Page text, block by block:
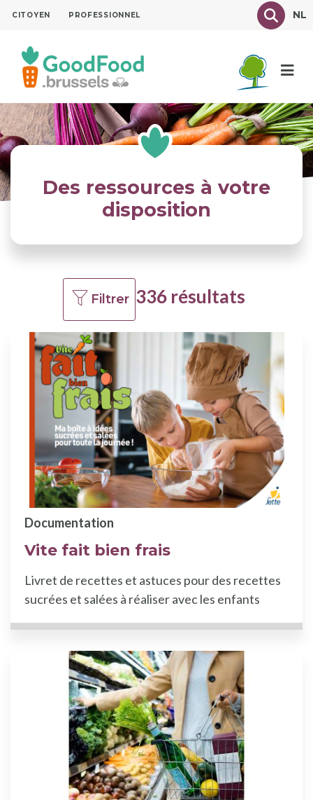
Aller
contenu
principal
CITOYEN PROFESSIONNEL TexteNL
Des ressources à votre
disposition
Filtrer 336 résultats
Vite fait bien frais
Documentation
Livret de recettes et astuces pour des recettes
sucrées et salées à réaliser avec les enfants